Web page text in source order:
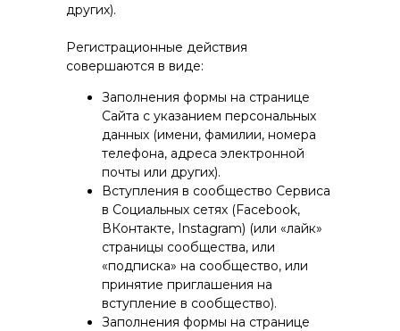
других).
Регистрационные действия
совершаются в виде:
Заполнения формы на странице
Сайта с указанием персональных
данных (имени, фамилии, номера
телефона, адреса электронной
почты или других).
Вступления в сообщество Сервиса
в Социальных сетях (Facebook,
ВКонтакте, Instagram) (или «лайк»
страницы сообщества, или
«подписка» на сообщество, или
принятие приглашения на
вступление в сообщество).
Заполнения формы на странице